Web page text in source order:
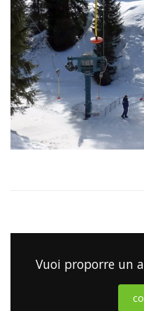
Vuoi proporre un